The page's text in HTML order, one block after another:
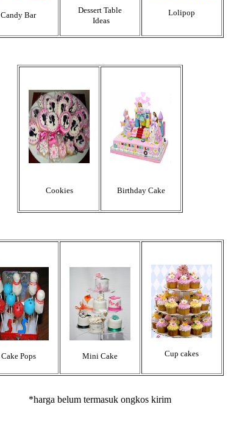
Candy Bar
Dessert Table
Ideas
Lolipop
Cookies Birthday Cake
Cake Pops Mini Cake Cup cakes
*harga belum termasuk ongkos kirim